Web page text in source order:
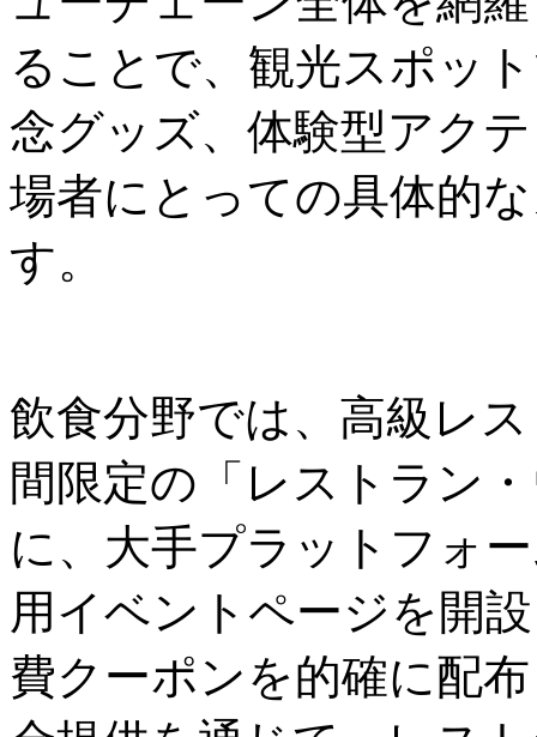
ることで、観光スポッ
念グッズ、体験型アク
場者にとっての具体的
す。
飲食分野では、高級レ
間限定の「レストラン
に、大手プラットフォ
用イベントページを開
費クーポンを的確に配